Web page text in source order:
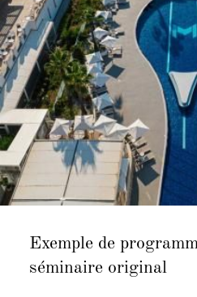
Exemple de
séminaire original